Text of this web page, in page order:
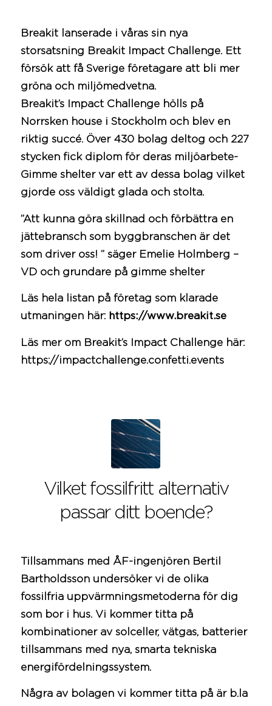
Breakit lanserade i våras sin nya
storsatsning Breakit Impact Challenge. Ett
försök att få Sverige företagare att bli mer
gröna och miljömedvetna.
Breakit’s Impact Challenge hölls på
Norrsken house i Stockholm och blev en
riktig succé. Över 430 bolag deltog och 227
stycken fick diplom för deras miljöarbete-
Gimme sheltervar ett av dessa bolag vilket
gjorde oss väldigt glada och stolta.
”Att kunna göra skillnad och förbättra en
jättebransch som byggbranschen är det
som driver oss! ” säger Emelie Holmberg –
VD och grundare på gimme shelter
Läs hela listan på företag som klarade
utmaningen här: https://www.breakit.se
Läs mer om Breakit’s Impact Challenge här:
https://impactchallenge.confetti.events
Vilket fossilfritt alternativ
passar ditt boende?
Tillsammans med ÅF-ingenjören Bertil
Bartholdsson undersöker vi de olika
fossilfria uppvärmningsmetoderna för dig
som bor i hus. Vi kommer titta på
kombinationer av solceller, vätgas, batterier
tillsammans med nya, smarta tekniska
energifördelningssystem.
Några av bolagen vi kommer titta på är b.la